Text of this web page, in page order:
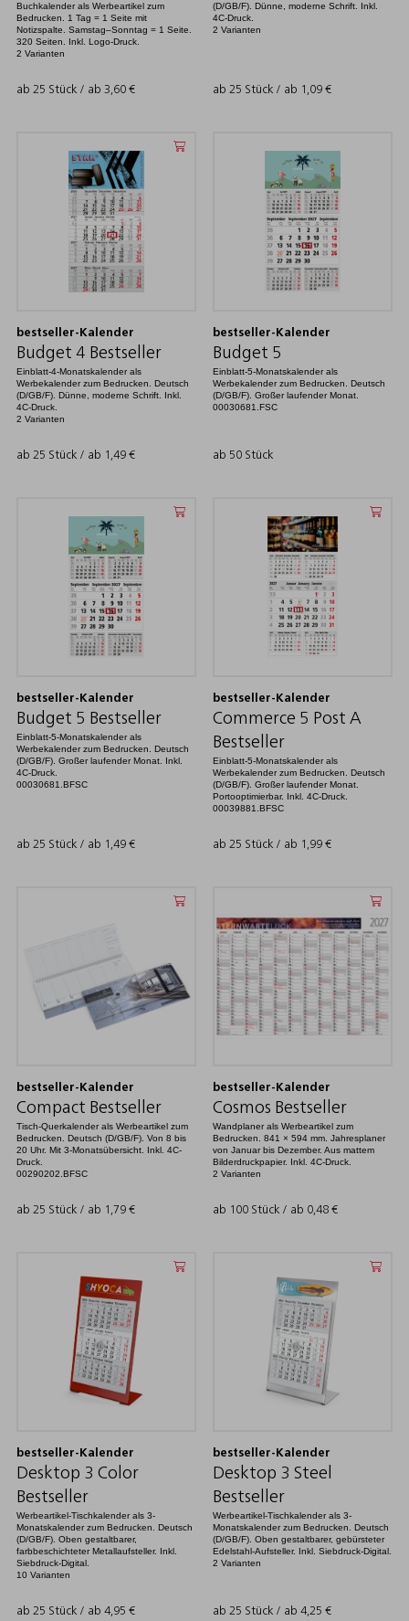
Buchkalender als Werbeartikel zum
Bedrucken. 1 Tag = 1 Seite mit
Notizspalte. Samstag–Sonntag = 1 Seite.
320 Seiten. Inkl. Logo-Druck.
2 Varianten
ab 25 Stück / ab 3,60 €
(D/GB/F). Dünne, moderne Schrift. Inkl.
4C-Druck.
2 Varianten
ab 25 Stück / ab 1,09 €
bestseller-Kalender
Budget 4 Bestseller
Einblatt-4-Monatskalender als
Werbekalender zum Bedrucken. Deutsch
(D/GB/F). Dünne, moderne Schrift. Inkl.
4C-Druck.
2 Varianten
ab 25 Stück / ab 1,49 €
bestseller-Kalender
Budget 5
Einblatt-5-Monatskalender als
Werbekalender zum Bedrucken. Deutsch
(D/GB/F). Großer laufender Monat.
00030681.FSC
ab 50 Stück
bestseller-Kalender
Budget 5 Bestseller
Einblatt-5-Monatskalender als
Werbekalender zum Bedrucken. Deutsch
(D/GB/F). Großer laufender Monat. Inkl.
4C-Druck.
00030681.BFSC
ab 25 Stück / ab 1,49 €
bestseller-Kalender
Commerce 5 Post A
Bestseller
Einblatt-5-Monatskalender als
Werbekalender zum Bedrucken. Deutsch
(D/GB/F). Großer laufender Monat.
Portooptimierbar. Inkl. 4C-Druck.
00039881.BFSC
ab 25 Stück / ab 1,99 €
bestseller-Kalender
Compact Bestseller
Tisch-Querkalender als Werbeartikel zum
Bedrucken. Deutsch (D/GB/F). Von 8 bis
20 Uhr. Mit 3-Monatsübersicht. Inkl. 4C-
Druck.
00290202.BFSC
ab 25 Stück / ab 1,79 €
bestseller-Kalender
Cosmos Bestseller
Wandplaner als Werbeartikel zum
Bedrucken. 841 × 594 mm. Jahresplaner
von Januar bis Dezember. Aus mattem
Bilderdruckpapier. Inkl. 4C-Druck.
2 Varianten
ab 100 Stück / ab 0,48 €
bestseller-Kalender
Desktop 3 Color
Bestseller
Werbeartikel-Tischkalender als 3-
Monatskalender zum Bedrucken. Deutsch
(D/GB/F). Oben gestaltbarer,
farbbeschichteter Metallaufsteller. Inkl.
Siebdruck-Digital.
10 Varianten
ab 25 Stück / ab 4,95 €
bestseller-Kalender
Desktop 3 Steel
Bestseller
Werbeartikel-Tischkalender als 3-
Monatskalender zum Bedrucken. Deutsch
(D/GB/F). Oben gestaltbarer, gebürsteter
Edelstahl-Aufsteller. Inkl. Siebdruck-Digital.
2 Varianten
ab 25 Stück / ab 4,25 €